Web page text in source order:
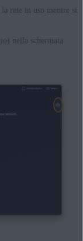
rete in uso mentre si
nella schermata